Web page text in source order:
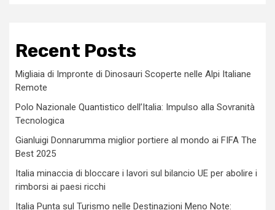
Recent Posts
Migliaia di Impronte di Dinosauri Scoperte nelle Alpi Italiane
Remote
Polo Nazionale Quantistico dell’Italia: Impulso alla Sovranità
Tecnologica
Gianluigi Donnarumma miglior portiere al mondo ai FIFA The
Best 2025
Italia minaccia di bloccare i lavori sul bilancio UE per abolire i
rimborsi ai paesi ricchi
Italia Punta sul Turismo nelle Destinazioni Meno Note: